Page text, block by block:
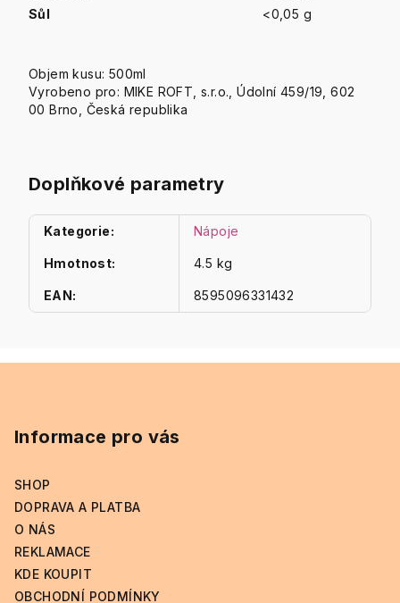
Sůl
<0,05 g
Objem kusu: 500ml
Vyrobeno pro: MIKE ROFT, s.r.o., Údolní 459/19, 602
00 Brno, Česká republika
Doplňkové parametry
Kategorie: Nápoje
Hmotnost: 4.5 kg
EAN: 8595096331432
Informace pro vás
SHOP
DOPRAVA A PLATBA
O NÁS
REKLAMACE
KDE KOUPIT
OBCHODNÍ PODMÍNKY